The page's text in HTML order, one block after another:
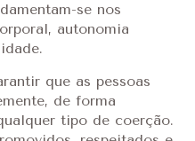
se nos
autonomia
que as pessoas
de forma
tipo de coerção.